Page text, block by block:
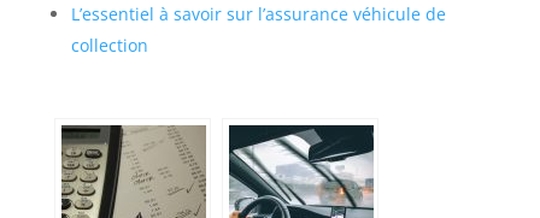
L’essentiel à savoir sur l’assurance véhicule de
collection